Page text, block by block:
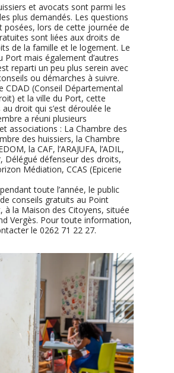
et avocats sont parmi les
plus demandés. Les questions
posées, lors de cette journée de
sont liées aux droits de
de la famille et le logement. Le
Port mais également d’autres
reparti un peu plus serein avec
ou démarches à suivre.
CDAD (Conseil Départemental
et la ville du Port, cette
au droit qui s’est déroulée le
a réuni plusieurs
associations : La Chambre des
des huissiers, la Chambre
la CAF, l’ARAJUFA, l’ADIL,
Délégué défenseur des droits,
Médiation, CCAS (Epicerie
toute l’année, le public
conseils gratuits au Point
à la Maison des Citoyens, située
Vergès. Pour toute information,
le 0262 71 22 27.